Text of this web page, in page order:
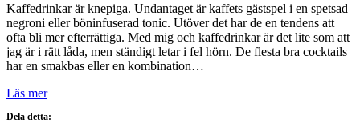
Kaffedrinkar är knepiga. Undantaget är kaffets gästspel i en spetsad
negroni eller böninfuserad tonic. Utöver det har de en tendens att
ofta bli mer efterrättiga. Med mig och kaffedrinkar är det lite som att
jag är i rätt låda, men ständigt letar i fel hörn. De flesta bra cocktails
har en smakbas eller en kombination…
Läs mer
Dela detta: